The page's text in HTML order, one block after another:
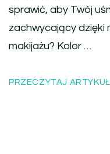
sprawić, aby Twój
zachwycający dzięki
makijażu? Kolor …
PRZECZYTAJ ARTYKUŁ